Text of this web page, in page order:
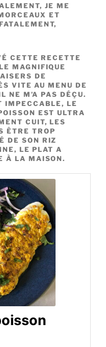
JE ME
ET
CETTE RECETTE
MAGNIFIQUE
DE
VITE AU MENU DE
NE M’A PAS DÉÇU.
IMPECCABLE, LE
EST ULTRA
CUIT, LES
ÊTRE TROP
DE SON RIZ
LE PLAT A
À LA MAISON.